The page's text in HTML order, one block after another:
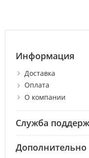
Информация
Доставка
Оплата
О компании
Служба
Дополнительно